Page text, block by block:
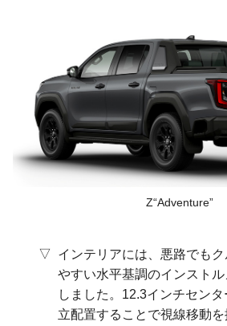
Z“Adventure”
インテリアには、悪路でも
やすい水平基調のインスト
しました。12.3インチセン
立配置することで視線移動